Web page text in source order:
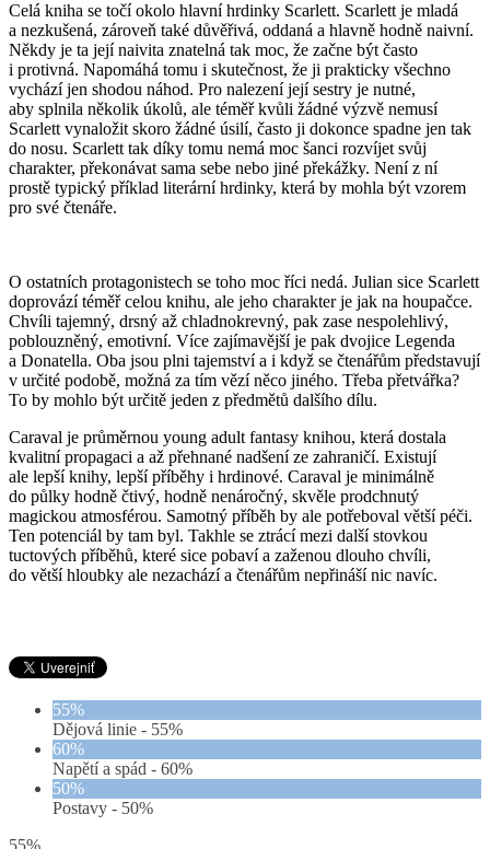
Celá kniha se točí okolo hlavní hrdinky Scarlett. Scarlett je mladá
a nezkušená, zároveň také důvěřivá, oddaná a hlavně hodně naivní.
Někdy je ta její naivita znatelná tak moc, že začne být často
i protivná. Napomáhá tomu i skutečnost, že ji prakticky všechno
vychází jen shodou náhod. Pro nalezení její sestry je nutné,
aby splnila několik úkolů, ale téměř kvůli žádné výzvě nemusí
Scarlett vynaložit skoro žádné úsilí, často ji dokonce spadne jen tak
do nosu. Scarlett tak díky tomu nemá moc šanci rozvíjet svůj
charakter, překonávat sama sebe nebo jiné překážky. Není z ní
prostě typický příklad literární hrdinky, která by mohla být vzorem
pro své čtenáře.
O ostatních protagonistech se toho moc říci nedá. Julian sice Scarlett
doprovází téměř celou knihu, ale jeho charakter je jak na houpačce.
Chvíli tajemný, drsný až chladnokrevný, pak zase nespolehlivý,
poblouzněný, emotivní. Více zajímavější je pak dvojice Legenda
a Donatella. Oba jsou plni tajemství a i když se čtenářům představují
v určité podobě, možná za tím vězí něco jiného. Třeba přetvářka?
To by mohlo být určitě jeden z předmětů dalšího dílu.
Caraval je průměrnou young adult fantasy knihou, která dostala
kvalitní propagaci a až přehnané nadšení ze zahraničí. Existují
ale lepší knihy, lepší příběhy i hrdinové. Caraval je minimálně
do půlky hodně čtivý, hodně nenáročný, skvěle prodchnutý
magickou atmosférou. Samotný příběh by ale potřeboval větší péči.
Ten potenciál by tam byl. Takhle se ztrácí mezi další stovkou
tuctových příběhů, které sice pobaví a zaženou dlouho chvíli,
do větší hloubky ale nezachází a čtenářům nepřináší nic navíc.
55%
Dějová linie - 55%
60%
Napětí a spád - 60%
50%
Postavy - 50%